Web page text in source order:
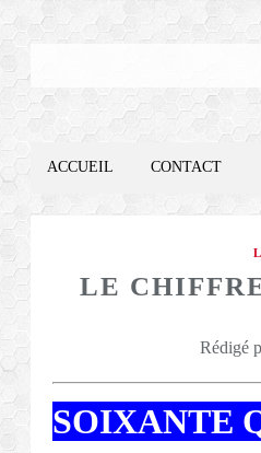
ACCUEIL CONTACT
LE
Rédigé
SOIXANTE